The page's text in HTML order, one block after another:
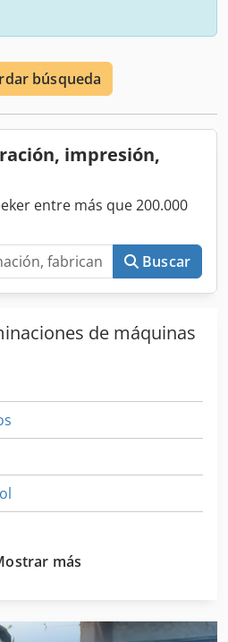
búsqueda
impresión,
entre más que 200.000
Buscar
de máquinas
más